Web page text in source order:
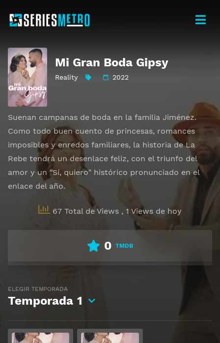
Mi Gran Boda Gipsy
Reality 2022
Suenan campanas de boda en la familia Jiménez.
Como todo buen cuento de princesas, romances
imposibles y enredos familiares, la historia de La
Rebe tendrá un desenlace feliz, con el triunfo del
amor y un "Sí, quiero" histórico pronunciado en el
enlace del año.
67 Total de Views , 1 Views de hoy
0 TMDB
ELEGIR TEMPORADA
Temporada 1
Ver